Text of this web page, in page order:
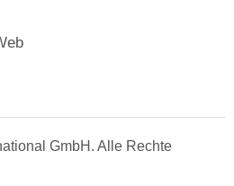
GmbH. Alle Rechte